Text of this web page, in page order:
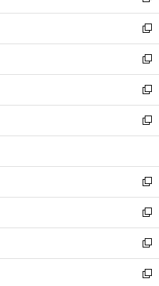
開
く
ウ
で
開
く
ン
ド
ウ
で
開
く
ウ
ィ
ン
ド
ウ
で
開
く
し
い
ウ
ィ
ン
ド
ウ
で
開
新
し
い
ウ
ィ
ン
ド
ウ
開
く
新
し
い
ウ
ィ
ン
ウ
で
開
く
新
し
い
ウ
ン
ド
ウ
で
開
く
新
し
ウ
ィ
ン
ド
ウ
で
開
く
新
し
い
ウ
ィ
ン
ド
新
し
い
ウ
ィ
新
し
い
新